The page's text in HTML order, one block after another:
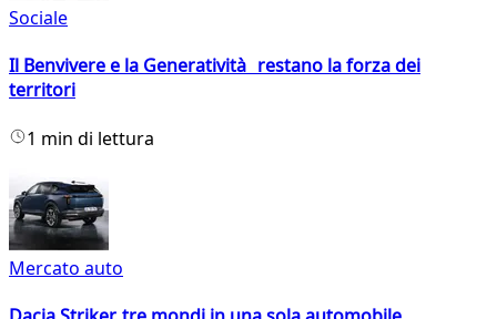
Sociale
Il Benvivere e la Generatività restano la forza dei
territori
1 min di lettura
Mercato auto